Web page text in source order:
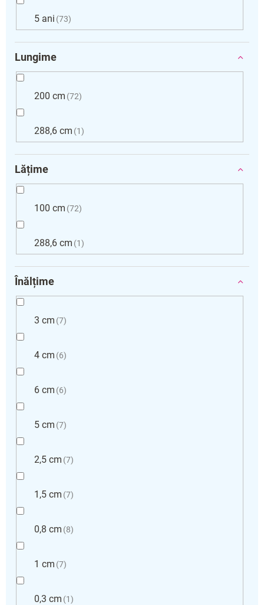
5 ani 73
Lungime
200 cm 72
288,6 cm 1
Lățime
100 cm 72
288,6 cm 1
Înălțime
3 cm 7
4 cm 6
6 cm 6
5 cm 7
2,5 cm 7
1,5 cm 7
0,8 cm 8
1 cm 7
0,3 cm 1